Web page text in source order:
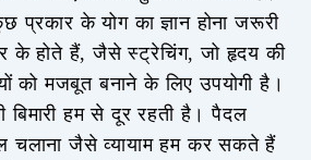
प्रकार के योग का ज्ञान होना जरूरी
के होते हैं, जैसे स्ट्रेचिंग, जो हृदय की
को मजबूत बनाने के लिए उपयोगी है।
बिमारी हम से दूर रहती है। पैदल
चलाना जैसे व्यायाम हम कर सकते हैं